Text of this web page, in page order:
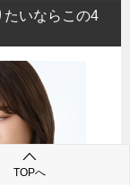
たいならこの4
TOPへ